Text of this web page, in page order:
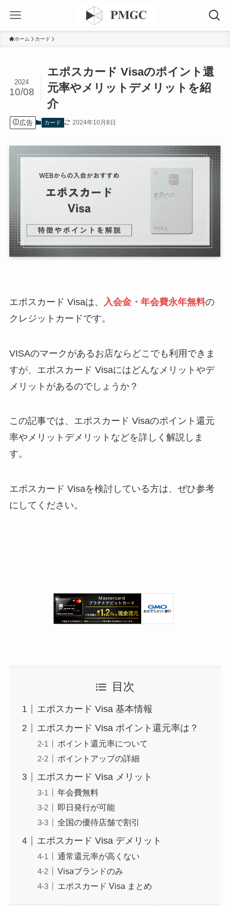
ホーム カード
エポスカード Visaのポイント還
元率やメリットデメリットを紹
介
2024
10/08
広告 カード 2024年10月8日
エポスカード Visaは、 入会金・年会費永年無料の
クレジットカードです。
VISAのマークがあるお店ならどこでも利用できま
すが、エポスカード Visaにはどんなメリットやデ
メリットがあるのでしょうか？
この記事では、エポスカード Visaのポイント還元
率やメリットデメリットなどを詳しく解説しま
す。
エポスカード Visaを検討している方は、ぜひ参考
にしてください。
目次
エポスカード Visa 基本情報
エポスカード Visa ポイント還元率は？
ポイント還元率について
ポイントアップの詳細
エポスカード Visa メリット
年会費無料
即日発行が可能
全国の優待店舗で割引
エポスカード Visa デメリット
通常還元率が高くない
Visaブランドのみ
エポスカード Visa まとめ